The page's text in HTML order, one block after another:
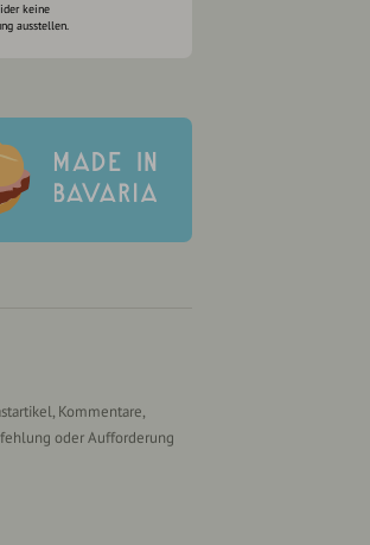
keine
ausstellen.
Kommentare,
oder Aufforderung